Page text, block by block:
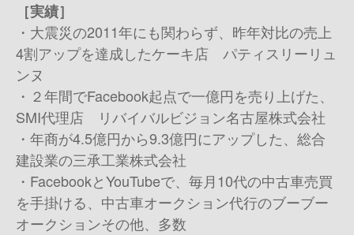
［実績］
・大震災の2011年にも関わらず、昨年対比の売上
4割アップを達成したケーキ店 パティスリーリュ
ンヌ
・２年間でFacebook起点で一億円を売り上げた、
SMI代理店 リバイバルビジョン名古屋株式会社
・年商が4.5億円から9.3億円にアップした、総合
建設業の三承工業株式会社
・FacebookとYouTubeで、毎月10代の中古車売買
を手掛ける、中古車オークション代行のブーブー
オークション その他、多数